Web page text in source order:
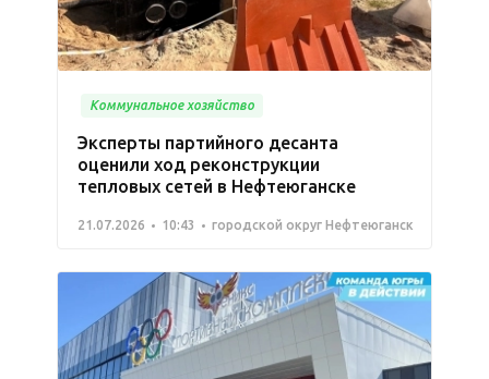
Коммунальное хозяйство
Эксперты партийного десанта
оценили ход реконструкции
тепловых сетей в Нефтеюганске
21.07.2026 10:43 городской округ Нефтеюганск